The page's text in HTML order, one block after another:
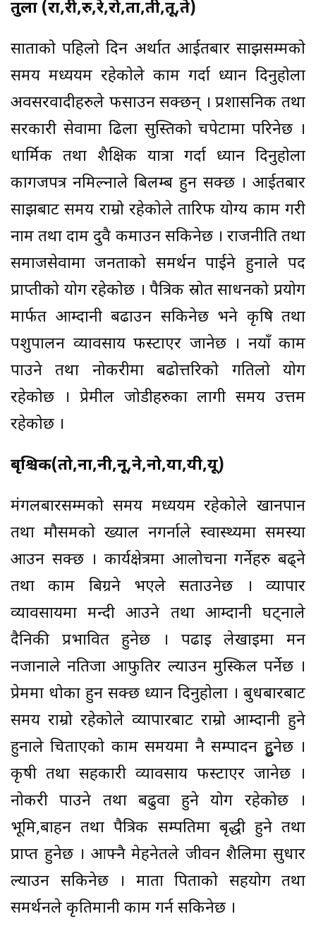
तुला (रा,री,रु,रे,रो,ता,ती,तू,ते)
साताको पहिलो दिन अर्थात आईतबार साझसम्मको
समय मध्ययम रहेकोले काम गर्दा ध्यान दिनुहोला
अवसरवादीहरुले फसाउन सक्छन् । प्रशासनिक तथा
सरकारी सेवामा ढिला सुस्तिको चपेटामा परिनेछ ।
धार्मिक तथा शैक्षिक यात्रा गर्दा ध्यान दिनुहोला
कागजपत्र नमिल्नाले बिलम्ब हुन सक्छ । आईतबार
साझबाट समय राम्रो रहेकोले तारिफ योग्य काम गरी
नाम तथा दाम दुवै कमाउन सकिनेछ । राजनीति तथा
समाजसेवामा जनताको समर्थन पाईने हुनाले पद
प्राप्तीको योग रहेकोछ । पैत्रिक स्रोत साधनको प्रयोग
मार्फत आम्दानी बढाउन सकिनेछ भने कृषि तथा
पशुपालन व्यावसाय फस्टाएर जानेछ । नयाँ काम
पाउने तथा नोकरीमा बढोत्तरिको गतिलो योग
रहेकोछ । प्रेमील जोडीहरुका लागी समय उत्तम
रहेकोछ ।
बृश्चिक(तो,ना,नी,नू,ने,नो,या,यी,यू)
मंगलबारसम्मको समय मध्ययम रहेकोले खानपान
तथा मौसमको ख्याल नगर्नाले स्वास्थ्यमा समस्या
आउन सक्छ । कार्यक्षेत्रमा आलोचना गर्नेहरु बढ्ने
तथा काम बिग्रने भएले सताउनेछ । व्यापार
व्यावसायमा मन्दी आउने तथा आम्दानी घट्नाले
दैनिकी प्रभावित हुनेछ । पढाइ लेखाइमा मन
नजानाले नतिजा आफुतिर ल्याउन मुस्किल पर्नेछ ।
प्रेममा धोका हुन सक्छ ध्यान दिनुहोला । बुधबारबाट
समय राम्रो रहेकोले व्यापारबाट राम्रो आम्दानी हुने
हुनाले चिताएको काम समयमा नै सम्पादन हुुनेछ ।
कृषी तथा सहकारी व्यावसाय फस्टाएर जानेछ ।
नोकरी पाउने तथा बढुवा हुने योग रहेकोछ ।
भूमि,बाहन तथा पैत्रिक सम्पतिमा बृद्धी हुने तथा
प्राप्त हुनेछ । आफ्नै मेहनेतले जीवन शैलिमा सुधार
ल्याउन सकिनेछ । माता पिताको सहयोग तथा
समर्थनले कृतिमानी काम गर्न सकिनेछ ।